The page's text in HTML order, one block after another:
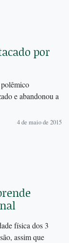
por
e abandonou a
4 de maio de 2015
física dos 3
assim que